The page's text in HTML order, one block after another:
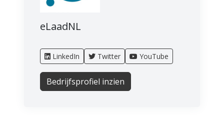
eLaadNL
LinkedIn Twitter YouTube
Bedrijfsprofiel inzien